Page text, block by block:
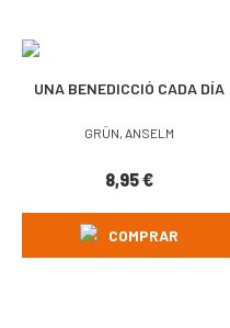
UNA BENEDICCIÓ CADA DÍA
GRÜN, ANSELM
8,95€
COMPRAR